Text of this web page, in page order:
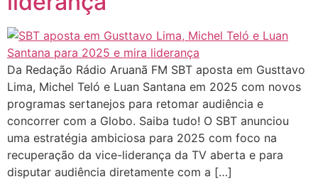
Da Redação Rádio Aruanã FM SBT aposta em Gusttavo
Lima, Michel Teló e Luan Santana em 2025 com novos
programas sertanejos para retomar audiência e
concorrer com a Globo. Saiba tudo! O SBT anunciou
uma estratégia ambiciosa para 2025 com foco na
recuperação da vice-liderança da TV aberta e para
disputar audiência diretamente com a […]